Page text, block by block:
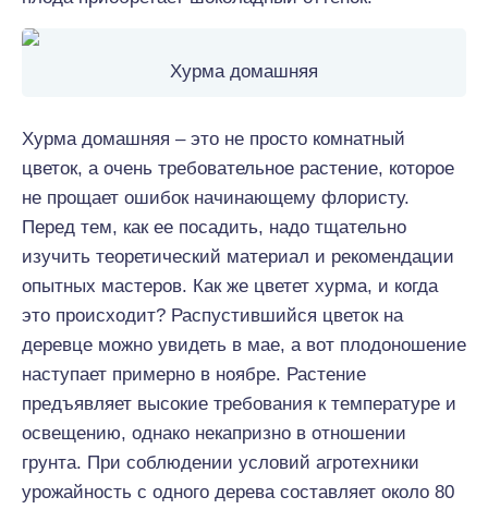
Хурма домашняя
Хурма домашняя – это не просто комнатный
цветок, а очень требовательное растение, которое
не прощает ошибок начинающему флористу.
Перед тем, как ее посадить, надо тщательно
изучить теоретический материал и рекомендации
опытных мастеров. Как же цветет хурма, и когда
это происходит? Распустившийся цветок на
деревце можно увидеть в мае, а вот плодоношение
наступает примерно в ноябре. Растение
предъявляет высокие требования к температуре и
освещению, однако некапризно в отношении
грунта. При соблюдении условий агротехники
урожайность с одного дерева составляет около 80